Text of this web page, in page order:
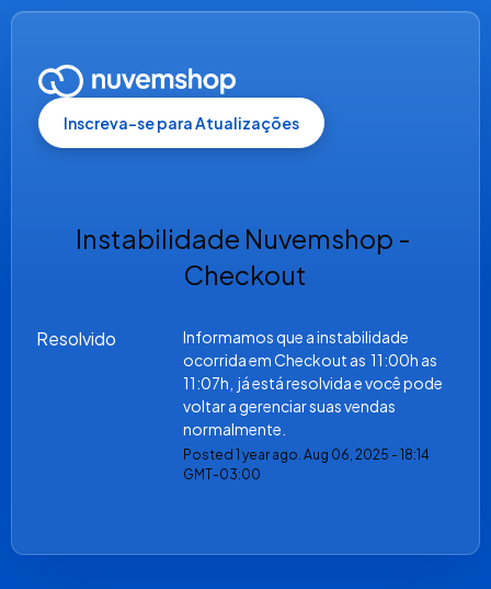
Inscreva-se para Atualizações
Instabilidade Nuvemshop -
Checkout
Resolvido
Informamos que a instabilidade
ocorrida em Checkout as  11:00h as
11:07h,  já está resolvida e você pode
voltar a gerenciar suas vendas
normalmente.
Posted 1 year ago. Aug 06, 2025 - 18:14
GMT-03:00